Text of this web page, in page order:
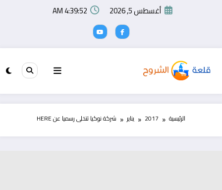
أغسطس 5, 2026 4:39:52 AM
الرئيسية 2017 يناير شركة نوكيا تتخلى رسميا عن HERE